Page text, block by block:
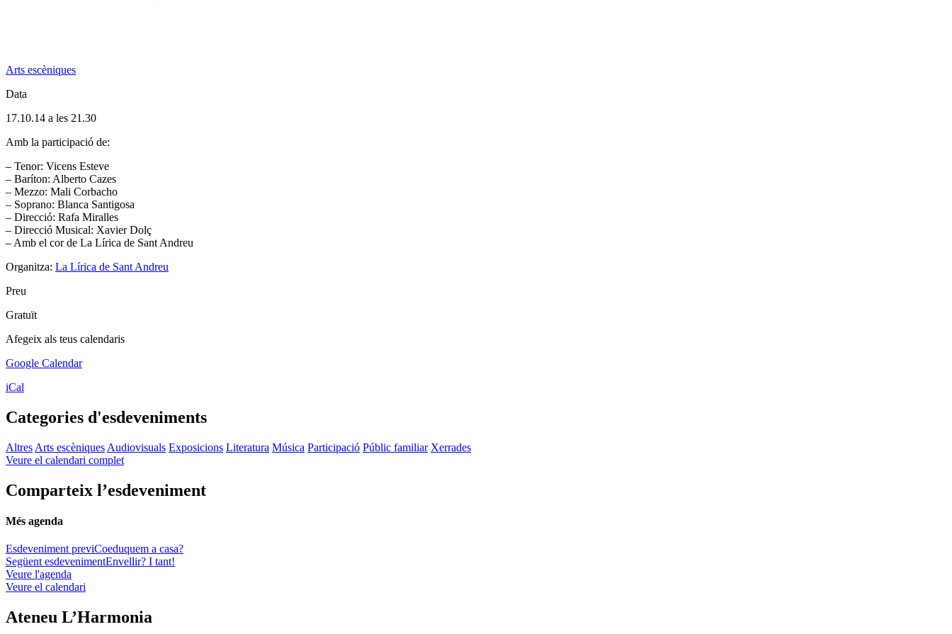
Arts escèniques
Data
17.10.14 a les 21.30
Amb la participació de:
– Tenor: Vicens Esteve
– Baríton: Alberto Cazes
– Mezzo: Mali Corbacho
– Soprano: Blanca Santigosa
– Direcció: Rafa Miralles
– Direcció Musical: Xavier Dolç
– Amb el cor de La Lírica de Sant Andreu
Organitza: La Lírica de Sant Andreu
Preu
Gratuït
Afegeix als teus calendaris
Google Calendar
iCal
Categories d'esdeveniments
Altres Arts escèniques Audiovisuals Exposicions Literatura Música Participació Públic familiar Xerrades
Veure el calendari complet
Comparteix l’esdeveniment
Més agenda
Esdeveniment previCoeduquem a casa?
Següent esdevenimentEnvellir? I tant!
Veure l'agenda
Veure el calendari
Ateneu L’Harmonia